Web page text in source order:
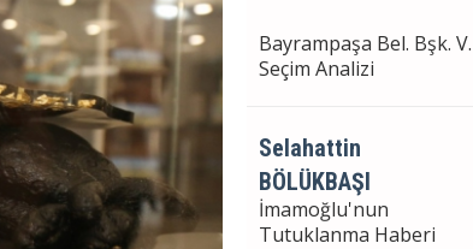
Bayrampaşa Bel. Bşk. V.
Seçim Analizi
İmamoğlu'nun
Tutuklanma Haberi
Selahattin
BÖLÜKBAŞI